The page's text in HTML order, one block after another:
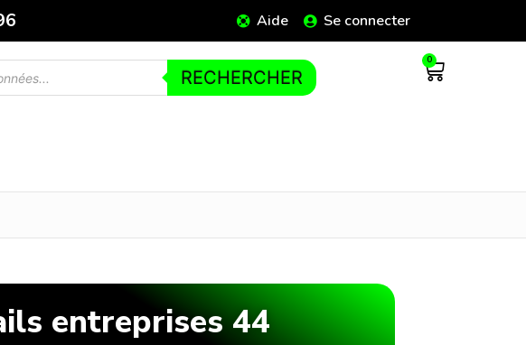
Aide Se connecter
RECHERCHER
0
entreprises 44